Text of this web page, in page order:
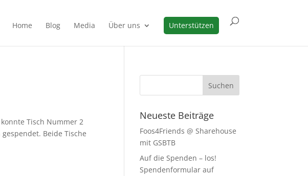
Home Blog Media Über uns Unterstützen
Tisch Nummer 2
Beide Tische
Neueste Beiträge
Foos4Friends @ Sharehouse
mit GSBTB
Auf die Spenden – los!
Spendenformular auf